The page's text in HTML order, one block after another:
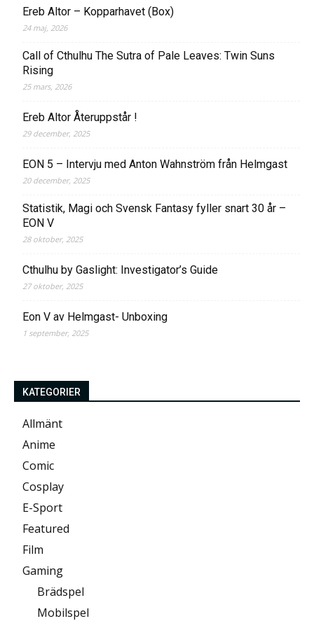
Ereb Altor – Kopparhavet (Box)
24 maj, 2026
Call of Cthulhu The Sutra of Pale Leaves: Twin Suns
Rising
25 mars, 2026
Ereb Altor Återuppstår !
29 december, 2025
EON 5 – Intervju med Anton Wahnström från Helmgast
20 december, 2025
Statistik, Magi och Svensk Fantasy fyller snart 30 år –
EON V
28 oktober, 2025
Cthulhu by Gaslight: Investigator’s Guide
27 oktober, 2025
Eon V av Helmgast- Unboxing
1 september, 2025
KATEGORIER
Allmänt
Anime
Comic
Cosplay
E-Sport
Featured
Film
Gaming
Brädspel
Mobilspel